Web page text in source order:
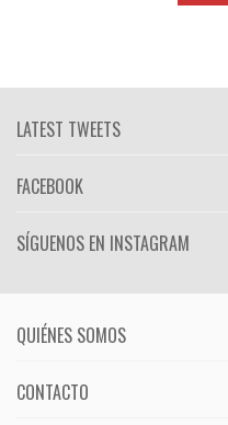
LATEST TWEETS
FACEBOOK
SÍGUENOS EN INSTAGRAM
QUIÉNES SOMOS
CONTACTO